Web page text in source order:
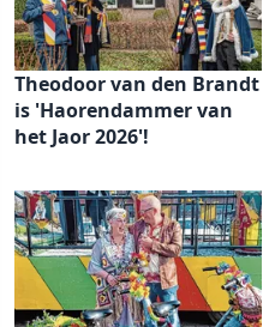
Theodoor van den Brandt
is 'Haorendammer van
het Jaor 2026'!